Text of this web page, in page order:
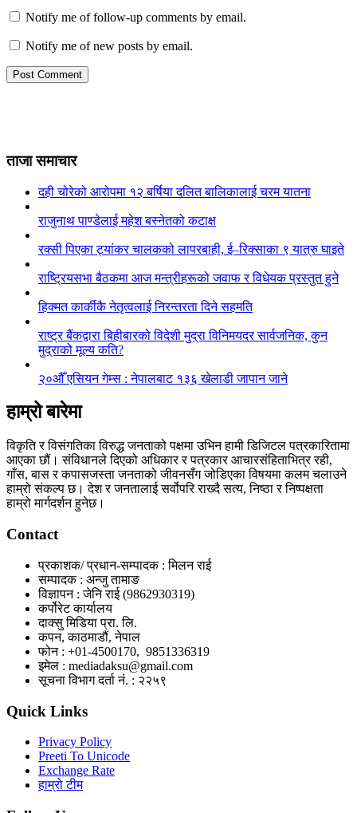
Notify me of follow-up comments by email.
Notify me of new posts by email.
ताजा समाचार
दही चोरेको आरोपमा १२ बर्षिया दलित बालिकालाई चरम यातना
राजुनाथ पाण्डेलाई महेश बस्नेतको कटाक्ष
रक्सी पिएका ट्यांकर चालकको लापरबाही, ई–रिक्साका ९ यात्रु घाइते
राष्ट्रियसभा बैठकमा आज मन्त्रीहरूको जवाफ र विधेयक प्रस्तुत हुने
हिक्मत कार्कीकै नेतृत्वलाई निरन्तरता दिने सहमति
राष्ट्र बैंकद्वारा बिहीबारको विदेशी मुद्रा विनिमयदर सार्वजनिक, कुन
मुद्राको मूल्य कति?
२०औँ एसियन गेम्स : नेपालबाट १३६ खेलाडी जापान जाने
हाम्रो बारेमा
विकृति र विसंगतिका विरुद्ध जनताको पक्षमा उभिन हामी डिजिटल पत्रकारितामा
आएका छौं। संविधानले दिएको अधिकार र पत्रकार आचारसंहिताभित्र रही,
गाँस, बास र कपासजस्ता जनताको जीवनसँग जोडिएका विषयमा कलम चलाउने
हाम्रो संकल्प छ। देश र जनतालाई सर्वोपरि राख्दै सत्य, निष्ठा र निष्पक्षता
हाम्रो मार्गदर्शन हुनेछ।
Contact
प्रकाशक/ प्रधान-सम्पादक : मिलन राई
सम्पादक : अन्जु तामाङ
विज्ञापन : जेनि राई (9862930319)
कर्पोरेट कार्यालय
दाक्सु मिडिया प्रा. लि.
कपन, काठमाडौं, नेपाल
फोन : +01-4500170, 9851336319
इमेल : mediadaksu@gmail.com
सूचना विभाग दर्ता नं. : २२५९
Quick Links
Privacy Policy
Preeti To Unicode
Exchange Rate
हाम्रो टीम